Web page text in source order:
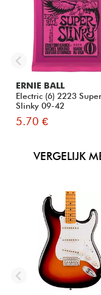
ERNIE BALL
Electric (6) 2223
Slinky 09-42
5.70 €
VERGELIJK